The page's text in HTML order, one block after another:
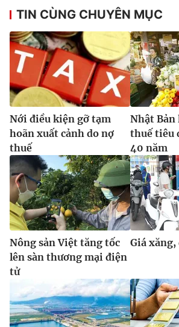
Ðiện thoại Thời báo VTV:
024.66 897 897
Liên hệ quảng cáo:
024-7300.7108
® Cấm sao chép dưới mọi hình thức nếu
thuận bằng văn bản. Ghi rõ nguồn VTV.vn
TIN CÙNG CHUYÊN MỤC
Nới điều kiện gỡ tạm
hoãn xuất cảnh do nợ
thuế
Nhật Bản
thuế tiêu
40 năm
Nông sản Việt tăng tốc
lên sàn thương mại điện
tử
Giá xăng,